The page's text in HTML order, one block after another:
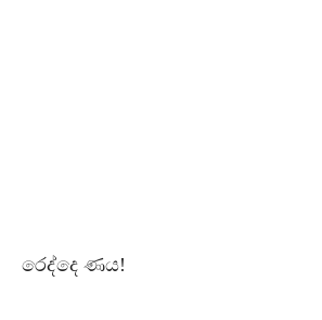
රෙද්දෙ ණය!